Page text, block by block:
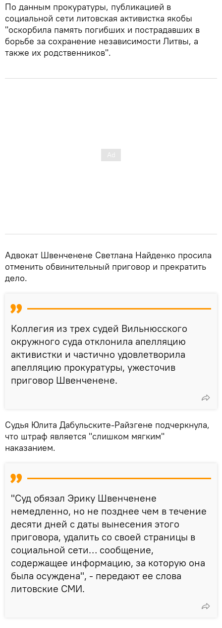
По данным прокуратуры, публикацией в
социальной сети литовская активистка якобы
"оскорбила память погибших и пострадавших в
борьбе за сохранение независимости Литвы, а
также их родственников".
Адвокат Швенченене Светлана Найденко просила
отменить обвинительный приговор и прекратить
дело.
Коллегия из трех судей Вильнюсского
окружного суда отклонила апелляцию
активистки и частично удовлетворила
апелляцию прокуратуры, ужесточив
приговор Швенченене.
Судья Юлита Дабульските-Райзгене подчеркнула,
что штраф является "слишком мягким"
наказанием.
"Суд обязал Эрику Швенченене
немедленно, но не позднее чем в течение
десяти дней с даты вынесения этого
приговора, удалить со своей страницы в
социальной сети… сообщение,
содержащее информацию, за которую она
была осуждена", - передают ее слова
литовские СМИ.